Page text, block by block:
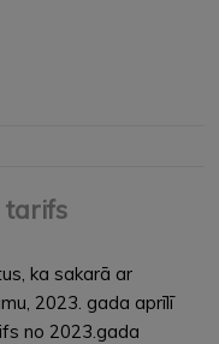
tarifs
ka sakarā ar
2023. gada aprīlī
no 2023.gada